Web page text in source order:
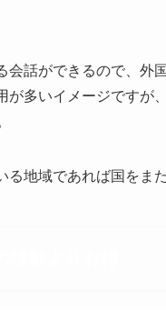
会話ができるので、外
が多いイメージですが
る地域であれば国をま